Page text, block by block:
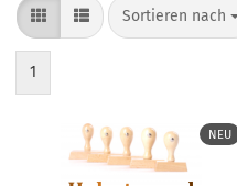
Sortieren nach
Sortieren nach
1
NEU